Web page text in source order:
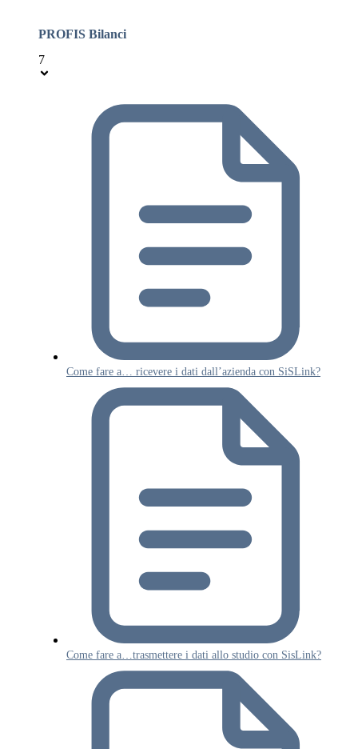
PROFIS Bilanci
7
Come fare a… ricevere i dati dall’azienda con SiSLink?
Come fare a…trasmettere i dati allo studio con SisLink?